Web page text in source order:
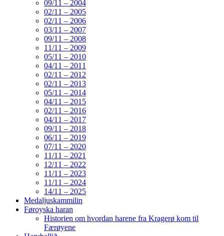
09/11 – 2004
02/11 – 2005
02/11 – 2006
03/11 – 2007
09/11 – 2008
11/11 – 2009
05/11 – 2010
04/11 – 2011
02/11 – 2012
02/11 – 2013
05/11 – 2014
04/11 – 2015
02/11 – 2016
04/11 – 2017
09/11 – 2018
06/11 – 2019
07/11 – 2020
11/11 – 2021
12/11 – 2022
11/11 – 2023
11/11 – 2024
14/11 – 2025
Medaljuskammilin
Føroyska haran
Historien om hvordan harene fra Kragerø kom til
Færøyene